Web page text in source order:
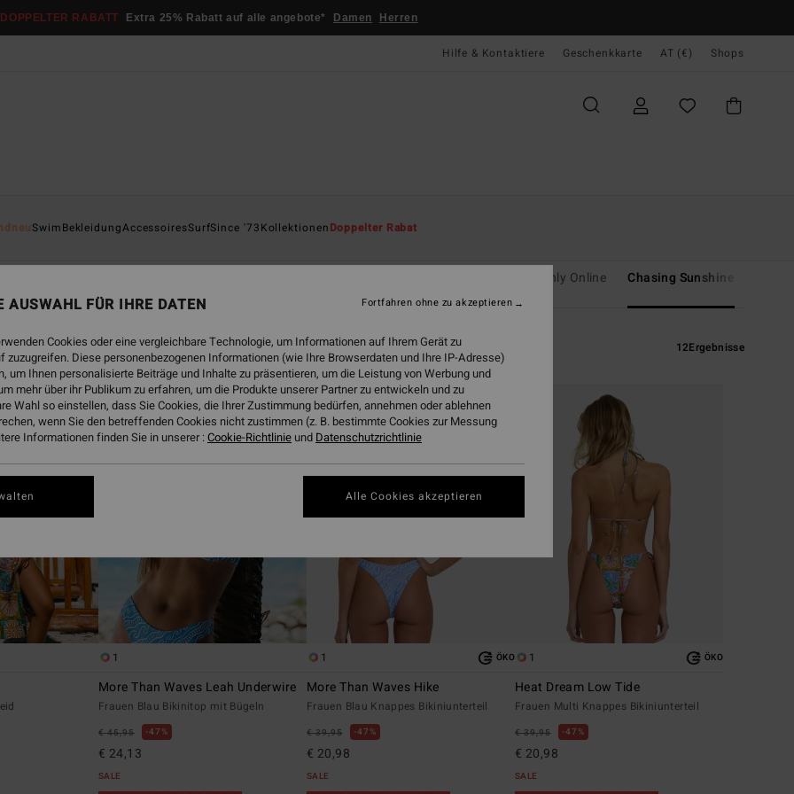
DOPPELTER RABATT Extra 25% Rabatt auf alle angebote* Damen Herren
Hilfe & Kontaktiere Geschenkkarte AT (€) Shops
SwimBekleidungAccessoiresSurfSince '73KollektionenDoppelter Rabat
Only Online Chasing Sunshine
12Ergebnisse
1
More Than Waves Leah Underwire
Frauen Blau Bikinitop mit Bügeln
€ 45,95 47%
€ 24,13
SALE
1 ÖKO
More Than Waves Hike
Frauen Blau Knappes Bikiniunterteil
€ 39,95 47%
€ 20,98
SALE
1 ÖKO
Heat Dream Low Tide
Frauen Multi Knappes Bikiniunterteil
€ 39,95 47%
€ 20,98
SALE
AUSWAHL FÜR IHRE DATEN
Cookies oder eine vergleichbare Technologie, um Informationen auf Ihrem Gerät zu
zuzugreifen. Diese personenbezogenen Informationen (wie Ihre Browserdaten und Ihre IP-Adresse)
um Ihnen personalisierte Beiträge und Inhalte zu präsentieren, um die Leistung von Werbung und
mehr über ihr Publikum zu erfahren, um die Produkte unserer Partner zu entwickeln und zu
Wahl so einstellen, dass Sie Cookies, die Ihrer Zustimmung bedürfen, annehmen oder ablehnen
wenn Sie den betreffenden Cookies nicht zustimmen (z. B. bestimmte Cookies zur Messung
Informationen finden Sie in unserer :Cookie-Richtlinie und Datenschutzrichtlinie
Fortfahren ohne zu akzeptieren
Alle Cookies akzeptieren